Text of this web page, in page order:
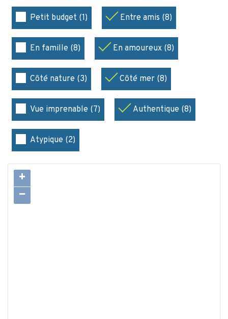
Petit budget (1) Entre amis (8)
En famille (8) En amoureux (8)
Côté nature (3) Côté mer (8)
Vue imprenable (7) Authentique (8)
Atypique (2)
+
−